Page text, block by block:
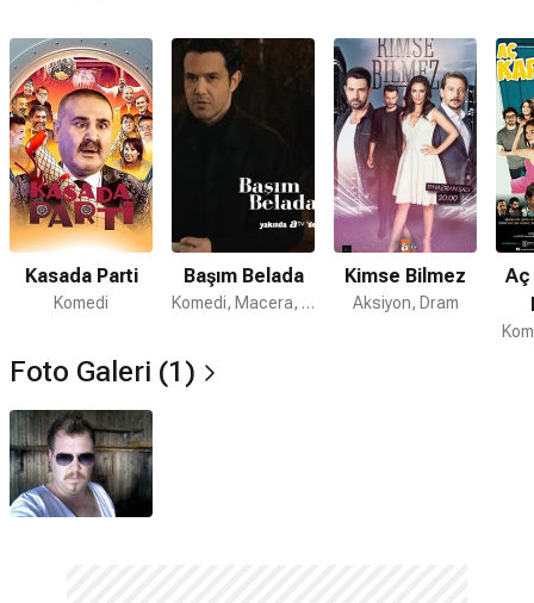
Kasada Parti
Komedi
Başım Belada
Komedi, Macera, Romantik
Kimse Bilmez
Aksiyon, Dram
Aç
Foto Galeri (1)